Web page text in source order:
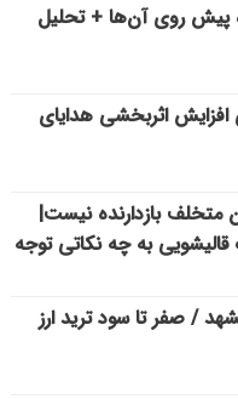
روی آن‌ها + تحلیل
افزایش اثربخشی هدایای
متخلف بازدارنده نیست|
به چه نکاتی توجه
/ صفر تا سود ترید ارز